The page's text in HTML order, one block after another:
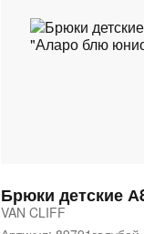
VAN CLIFF